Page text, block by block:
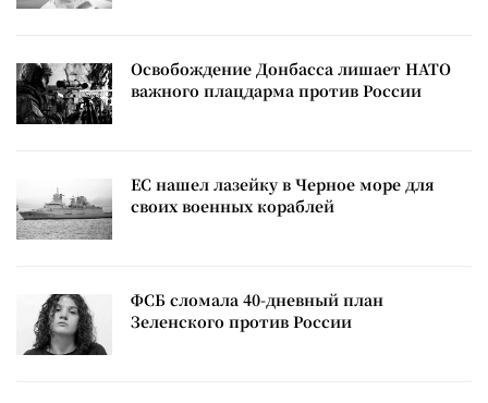
Освобождение Донбасса лишает НАТО
важного плацдарма против России
ЕС нашел лазейку в Черное море для
своих военных кораблей
ФСБ сломала 40-дневный план
Зеленского против России